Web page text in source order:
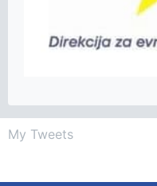
My Tweets